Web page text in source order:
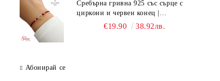
Сребърна гривна 925 със сърце с
циркони и червен конец |
Регулируема ръчно изработена
€19.90 38.92лв.
Абонирай се